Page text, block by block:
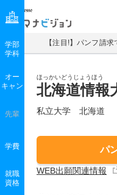
マナビジョン
【注目!】パンフ請
ほっかいどうじょうほう
北海道情報
私立大学 北海道
パ
WEB出願関連情報
学部
学科
オー
キャン
先輩
学費
就職
資格